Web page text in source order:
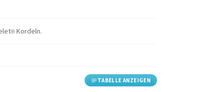
® Kordeln.
TABELLE ANZEIGEN